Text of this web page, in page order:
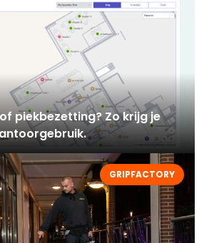
piekbezetting? Zo krijg je
GRIPFACTORY